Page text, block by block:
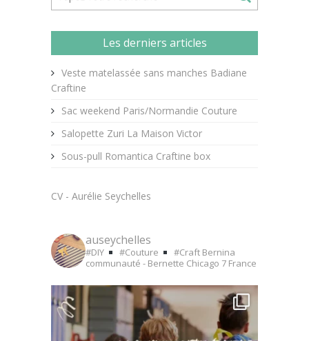
Les derniers articles
Veste matelassée sans manches Badiane
Craftine
Sac weekend Paris/Normandie Couture
Salopette Zuri La Maison Victor
Sous-pull Romantica Craftine box
CV - Aurélie Seychelles
auseychelles
#DIY #Couture #Craft Bernina
communauté - Bernette Chicago 7 France